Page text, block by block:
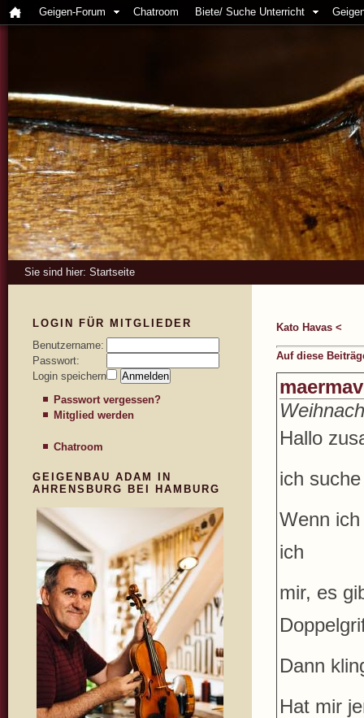
Geigen-Forum Chatroom Biete/ Suche Unterricht
Sie sind hier: Startseite
Kato Havas <
Auf diese
Hallo
ich
Wenn
ich
mir, es
Dann
Hat mir
LOGIN FÜR MITGLIEDER
Benutzername:
Passwort:
Login speichern
Passwort vergessen?
Mitglied werden
Chatroom
GEIGENBAU ADAM IN
AHRENSBURG BEI HAMBURG